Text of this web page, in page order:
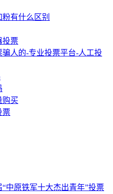
有什么区别
投票
骗人的-专业投票平台-人工投
购买
票
中原铁军十大杰出青年”投票